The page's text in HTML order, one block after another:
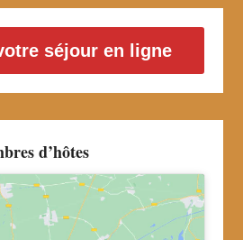
séjour en ligne
d’hôtes